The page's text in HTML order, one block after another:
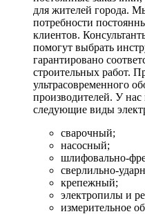
для жителей города.
потребности
клиентов.
помогут выбрать
гарантировано
строительных работ.
ультрасовременного
производителей. У нас
следующие виды
сварочный;
насосный;
шлифовально-
сверлильно-
крепежный;
электропилы и
измерительное